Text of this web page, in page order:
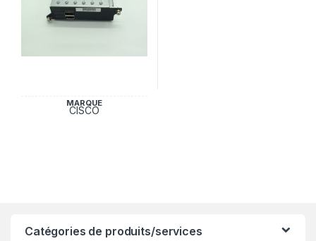
MARQUE
CISCO
Catégories de produits/services